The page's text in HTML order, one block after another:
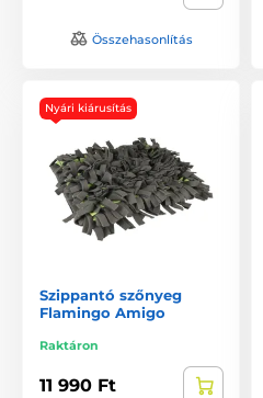
Összehasonlítás
Nyári kiárusítás
Szippantó szőnyeg
Flamingo Amigo
Raktáron
11 990 Ft